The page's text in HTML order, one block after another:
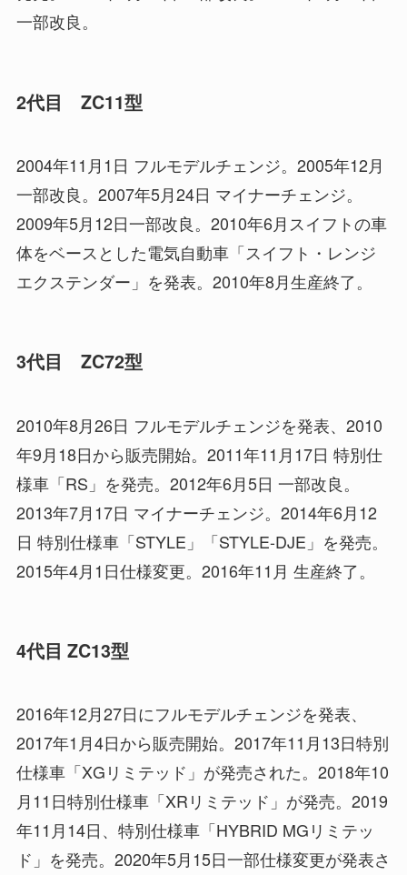
一部改良。
2代目 ZC11型
2004年11月1日 フルモデルチェンジ。2005年12月
一部改良。2007年5月24日 マイナーチェンジ。
2009年5月12日一部改良。2010年6月スイフトの車
体をベースとした電気自動車「スイフト・レンジ
エクステンダー」を発表。2010年8月生産終了。
3代目 ZC72型
2010年8月26日 フルモデルチェンジを発表、2010
年9月18日から販売開始。2011年11月17日 特別仕
様車「RS」を発売。2012年6月5日 一部改良。
2013年7月17日 マイナーチェンジ。2014年6月12
日 特別仕様車「STYLE」「STYLE-DJE」を発売。
2015年4月1日仕様変更。2016年11月 生産終了。
4代目 ZC13型
2016年12月27日にフルモデルチェンジを発表、
2017年1月4日から販売開始。2017年11月13日特別
仕様車「XGリミテッド」が発売された。2018年10
月11日特別仕様車「XRリミテッド」が発売。2019
年11月14日、特別仕様車「HYBRID MGリミテッ
ド」を発売。2020年5月15日一部仕様変更が発表さ